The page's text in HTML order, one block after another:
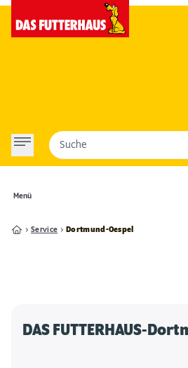
Menü
Suche
Service Dortmund-Oespel
DAS FUTTERHAUS-